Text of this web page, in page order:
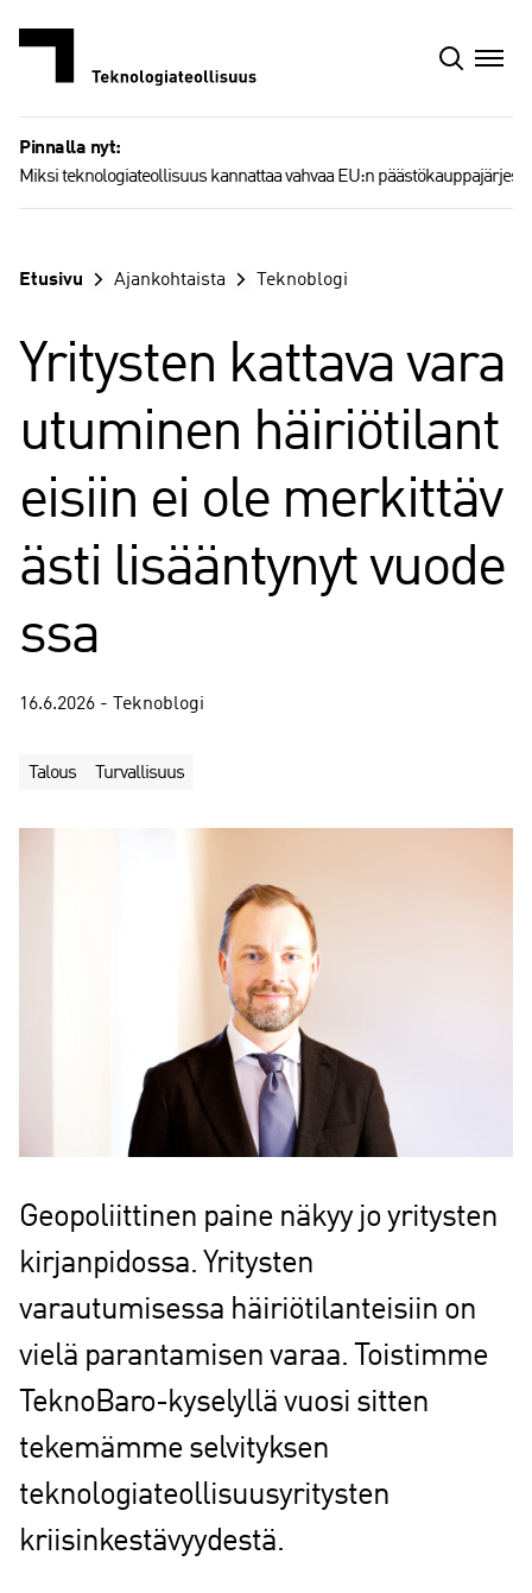
Pinnalla nyt:
Miksi teknologiateollisuus kannattaa vahvaa EU:n
Etusivu Ajankohtaista Teknoblogi
Yritysten kattava vara
utuminen häiriötilant
eisiin ei ole merkittäv
ästi lisääntynyt vuode
ssa
16.6.2026 - Teknoblogi
Talous Turvallisuus
Geopoliittinen paine näkyy jo yritysten
kirjanpidossa. Yritysten
varautumisessa häiriötilanteisiin on
vielä parantamisen varaa. Toistimme
TeknoBaro-kyselyllä vuosi sitten
tekemämme selvityksen
teknologiateollisuusyritysten
kriisinkestävyydestä.